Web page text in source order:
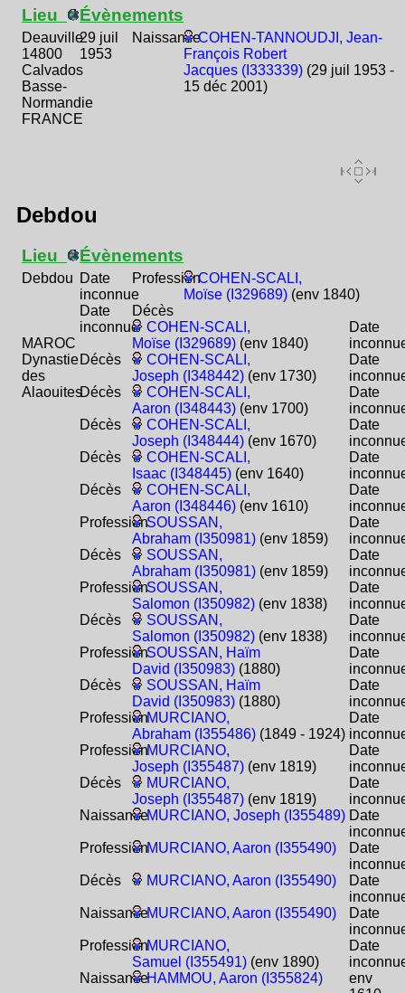
Lieu
Deauville
14800
Calvados
Basse-
Normandie
FRANCE
Évènements
29 juil
1953
NaissanceCOHEN-TANNOUDJI, Jean-
François Robert
Jacques (I333339) (29 juil 1953 -
15 déc 2001)
Debdou
Lieu
Debdou
MAROC
Dynastie
des
Alaouites
Évènements
Date
inconnue
ProfessionCOHEN-SCALI,
Moïse (I329689) (env 1840)
Date
inconnue
Décès
COHEN-SCALI,
Moïse (I329689)(env 1840)
Date
Décès
COHEN-SCALI,
Joseph (I348442)(env 1730)
Date
Décès
COHEN-SCALI,
Aaron (I348443)(env 1700)
Date
Décès
COHEN-SCALI,
Joseph (I348444)(env 1670)
Date
Décès
COHEN-SCALI,
Isaac (I348445)(env 1640)
Date
Décès
COHEN-SCALI,
Aaron (I348446)(env 1610)
Date
ProfessionSOUSSAN,
Abraham (I350981)(env 1859)
Date
Décès
SOUSSAN,
Abraham (I350981)(env 1859)
Date
ProfessionSOUSSAN,
Salomon (I350982)(env 1838)
Date
Décès
SOUSSAN,
Salomon (I350982)(env 1838)
Date
ProfessionSOUSSAN, Haïm
David (I350983)(1880)
Date
Décès
SOUSSAN, Haïm
David (I350983)(1880)
Date
ProfessionMURCIANO,
Abraham (I355486)(1849 - 1924)
Date
ProfessionMURCIANO,
Joseph (I355487)(env 1819)
Date
Décès
MURCIANO,
Joseph (I355487)(env 1819)
Date
NaissanceMURCIANO, Joseph (I355489) Date
ProfessionMURCIANO, Aaron (I355490)
Date
Décès
MURCIANO, Aaron (I355490)
Date
NaissanceMURCIANO, Aaron (I355490)
Date
ProfessionMURCIANO,
Samuel (I355491)(env 1890)
Date
NaissanceHAMMOU, Aaron (I355824)
env